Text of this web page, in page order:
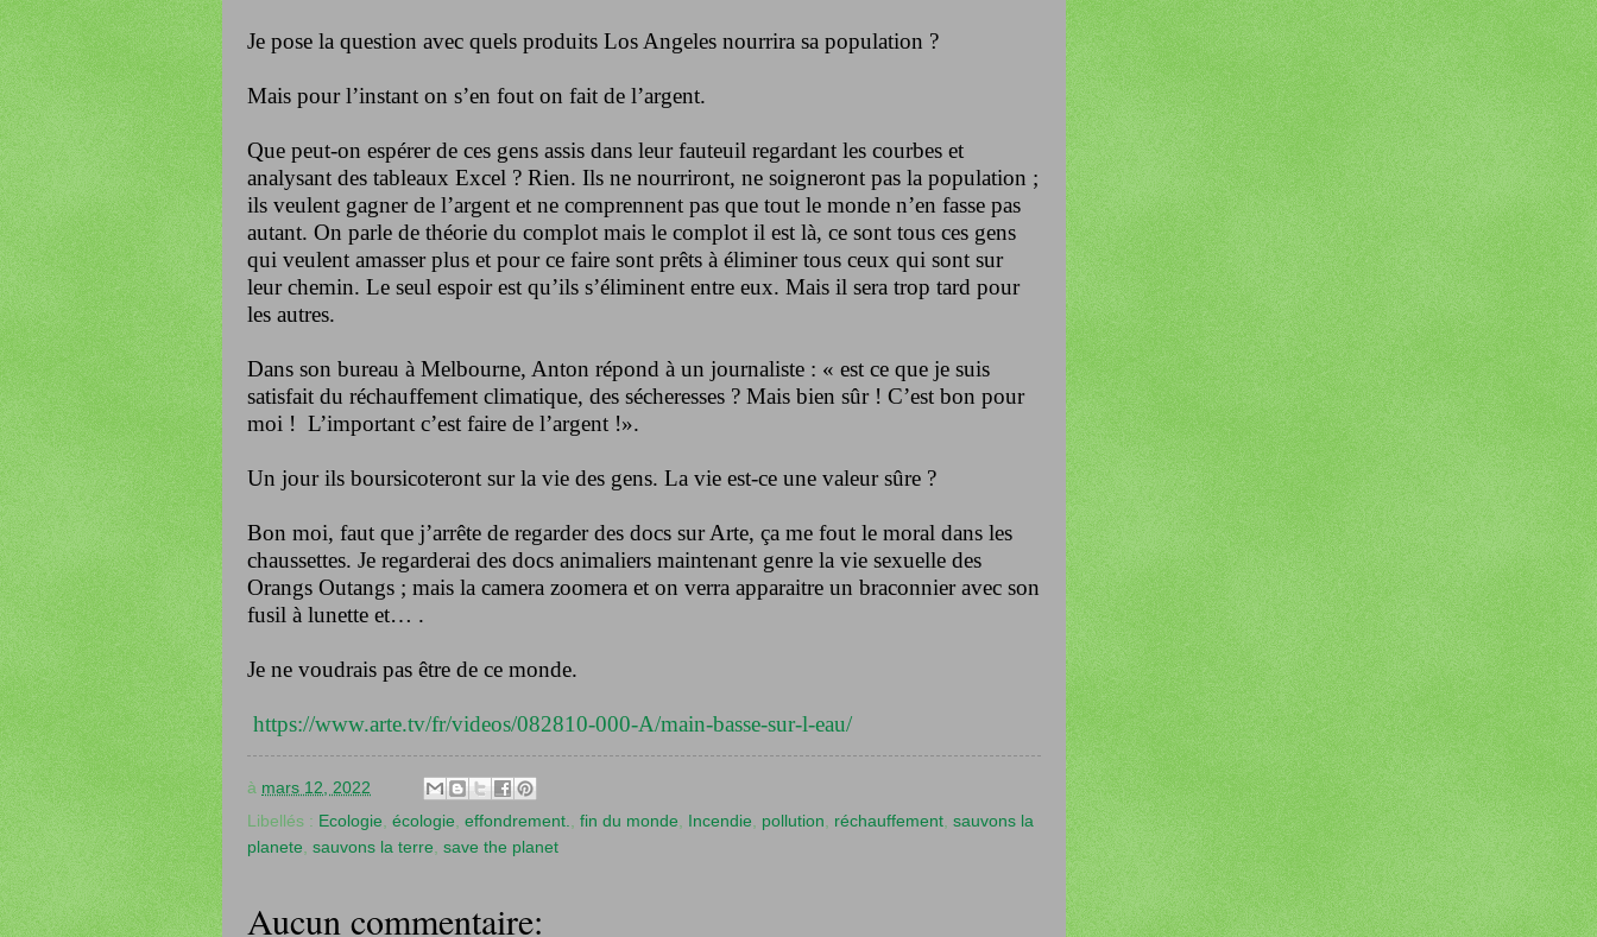
Je pose la question avec quels produits Los Angeles nourrira sa population ?
Mais pour l’instant on s’en fout on fait de l’argent.
Que peut-on espérer de ces gens assis dans leur fauteuil regardant les courbes et
analysant des tableaux Excel ? Rien. Ils ne nourriront, ne soigneront pas la population ;
ils veulent gagner de l’argent et ne comprennent pas que tout le monde n’en fasse pas
autant. On parle de théorie du complot mais le complot il est là, ce sont tous ces gens
qui veulent amasser plus et pour ce faire sont prêts à éliminer tous ceux qui sont sur
leur chemin. Le seul espoir est qu’ils s’éliminent entre eux. Mais il sera trop tard pour
les autres.
Dans son bureau à Melbourne, Anton répond à un journaliste : « est ce que je suis
satisfait du réchauffement climatique, des sécheresses ? Mais bien sûr ! C’est bon pour
moi ! L’important c’est faire de l’argent !».
Un jour ils boursicoteront sur la vie des gens. La vie est-ce une valeur sûre ?
Bon moi, faut que j’arrête de regarder des docs sur Arte, ça me fout le moral dans les
chaussettes. Je regarderai des docs animaliers maintenant genre la vie sexuelle des
Orangs Outangs ; mais la camera zoomera et on verra apparaitre un braconnier avec son
fusil à lunette et… .
Je ne voudrais pas être de ce monde.
https://www.arte.tv/fr/videos/082810-000-A/main-basse-sur-l-eau/
à mars 12, 2022
Libellés : Ecologie, écologie, effondrement., fin du monde, Incendie, pollution, réchauffement, sauvons la
planete, sauvons la terre, save the planet
Aucun commentaire: